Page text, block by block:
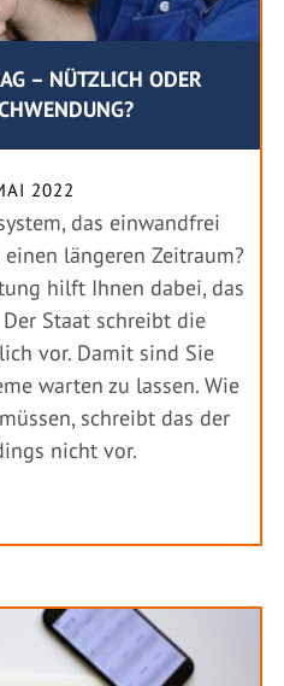
– NÜTZLICH ODER
2022
das einwandfrei
längeren Zeitraum?
hilft Ihnen dabei, das
Staat schreibt die
vor. Damit sind Sie
warten zu lassen. Wie
schreibt das der
nicht vor.